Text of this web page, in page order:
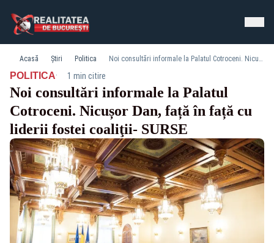
Acasă Știri Politica Noi consultări informale la Palatul Cotroceni. Nicușor Dan, față în față cu liderii fostei coaliţii- SURSE
POLITICA· 1 min citire
Noi consultări informale la Palatul
Cotroceni. Nicușor Dan, față în față cu
liderii fostei coaliţii- SURSE